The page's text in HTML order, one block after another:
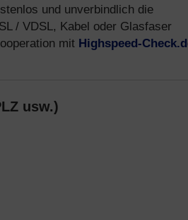
und unverbindlich die
/ VDSL, Kabel oder Glasfaser
mit Highspeed-
usw.)